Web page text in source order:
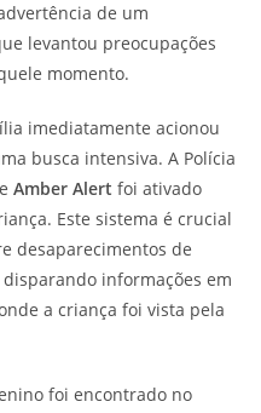
de um
levantou preocupações
momento.
imediatamente acionou
busca intensiva. A Polícia
Amber Alert foi ativado
Este sistema é crucial
desaparecimentos de
informações em
a criança foi vista pela
foi encontrado no